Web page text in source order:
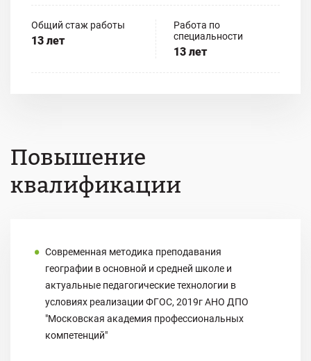
Общий стаж работы
13 лет
Работа по
специальности
13 лет
Повышение
квалификации
Современная методика преподавания
географии в основной и средней школе и
актуальные педагогические технологии в
условиях реализации ФГОС, 2019г АНО ДПО
"Московская академия профессиональных
компетенций"